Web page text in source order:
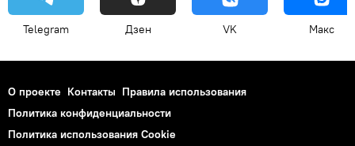
Telegram Дзен VK Макс
О проекте Контакты Правила использования
Политика конфиденциальности
Политика использования Cookie